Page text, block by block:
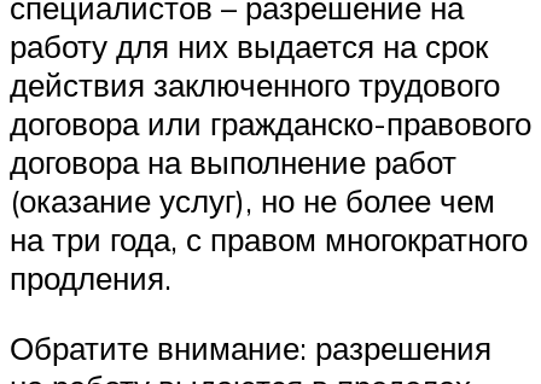
работу для них выдается на срок
действия заключенного трудового
договора или гражданско-правового
договора на выполнение работ
(оказание услуг), но не более чем
на три года, с правом многократного
продления.
Обратите внимание: разрешения